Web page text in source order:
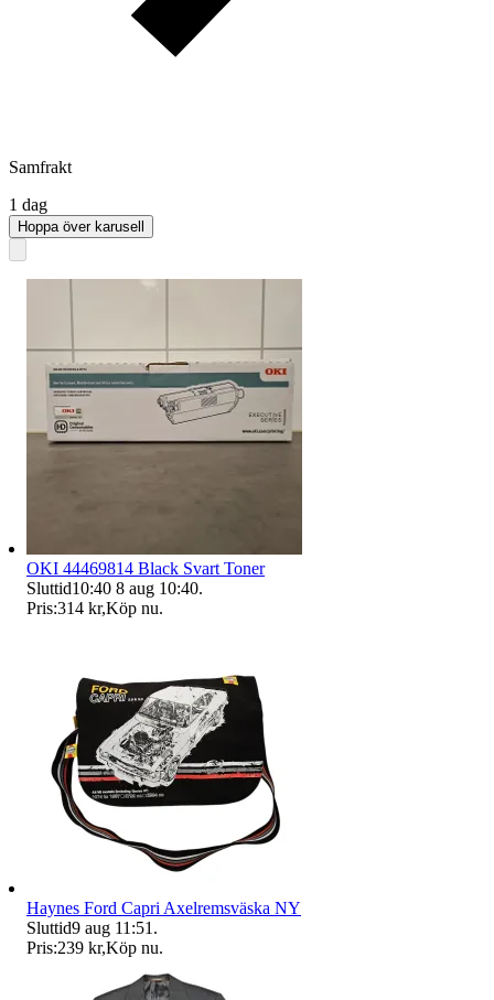
Samfrakt
1 dag
Hoppa över karusell
OKI 44469814 Black Svart Toner
Sluttid10:40 8 aug 10:40.
Pris:314 kr,Köp nu.
Haynes Ford Capri Axelremsväska NY
Sluttid9 aug 11:51 .
Pris:239 kr,Köp nu.